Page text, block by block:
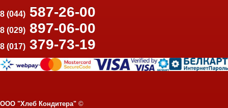
8 (044) 587-26-00
8 (029) 897-06-00
8 (017) 379-73-19
ООО "Хлеб Кондитера" ©